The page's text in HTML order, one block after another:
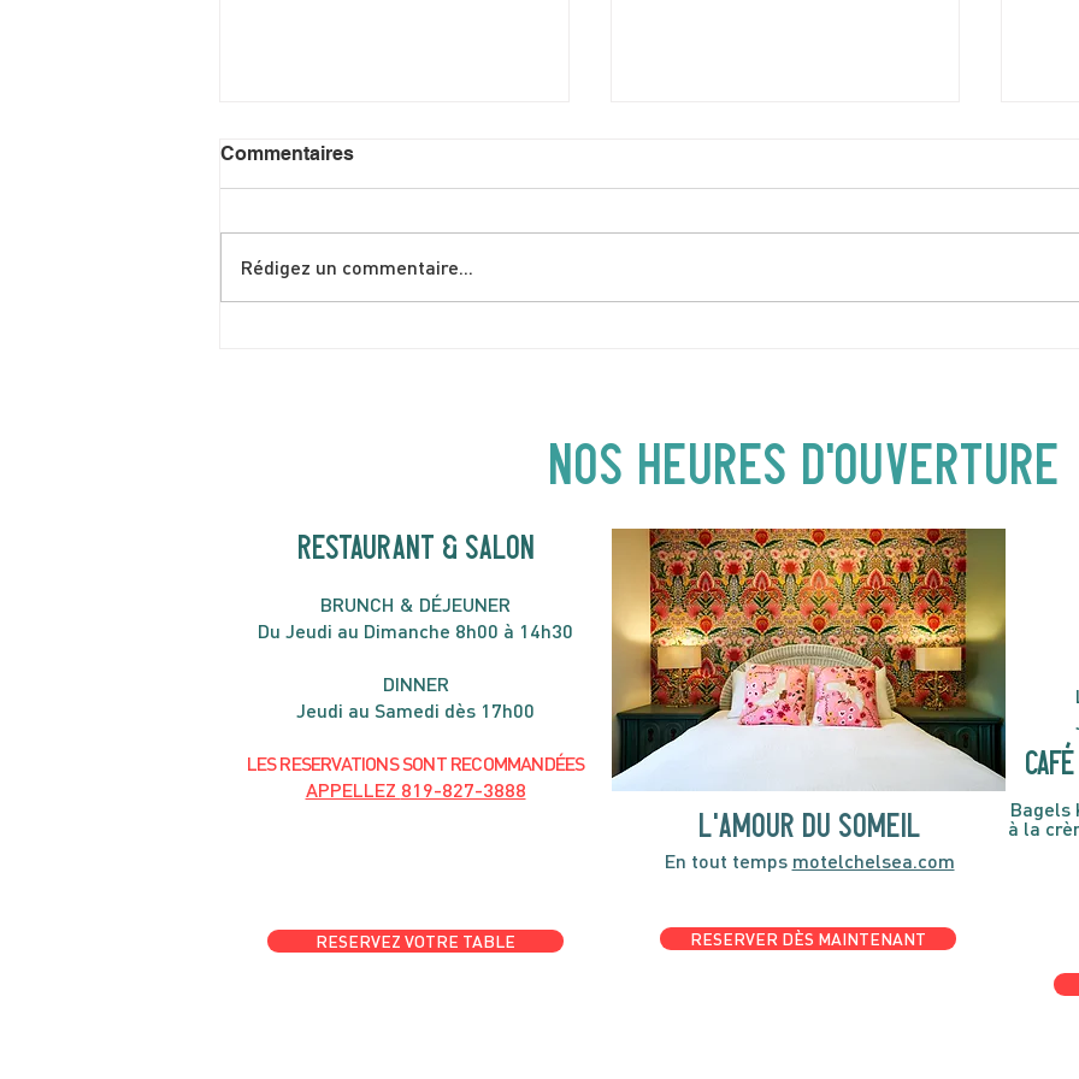
Commentaires
Rédigez un commentaire...
RESTAURANT & SALON
BRUNCH & DÉJEUNER
Du Jeudi au Dimanche 8h00 à 14h30
DINNER
Jeudi au Samedi dès 17h00
LES RESERVATIONSSONT RECOMMANDÉES
APPELLEZ 819-827-3888
RESERVEZ VOTRE TABLE
l'amour du someil
En tout temps motelchelsea.com
RESERVER DÈS MAINTENANT
café
Bagels
à la
NOS heures d'ouverture